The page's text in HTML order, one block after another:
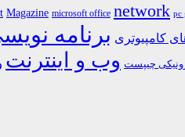
Magazine microsoft office network pc
کامپیوتری برنامه
چیپست وب و اینترنت